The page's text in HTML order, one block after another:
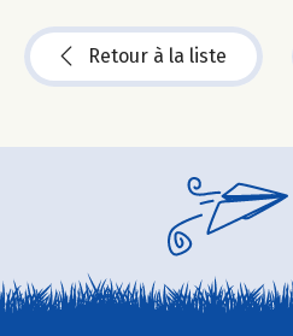
Retour à la liste